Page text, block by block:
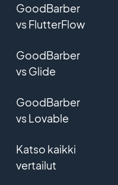
GoodBarber
vs FlutterFlow
GoodBarber
vs Glide
GoodBarber
vs Lovable
Katso kaikki
vertailut